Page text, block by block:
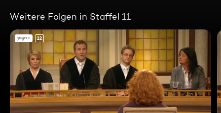
Weitere Folgen in Staffel 11
12